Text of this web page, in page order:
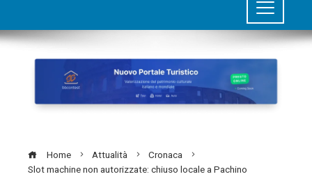
Home Attualità
Cronaca
Slot machine non autorizzate: chiuso locale a Pachino